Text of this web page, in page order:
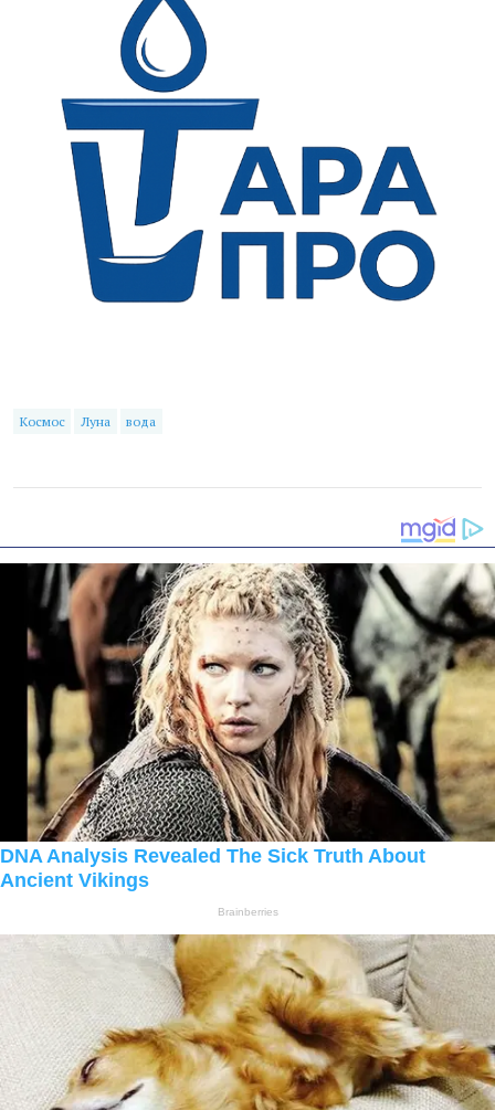
Космос Луна вода